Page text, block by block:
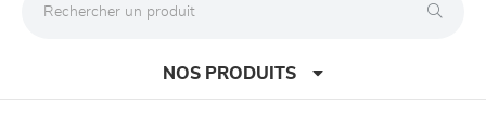
NOS PRODUITS